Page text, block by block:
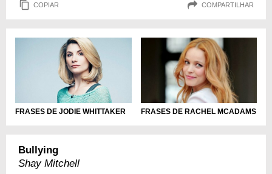
COPIAR COMPARTILHAR
FRASES DE JODIE WHITTAKER FRASES DE RACHEL MCADAMS
Bullying
Shay Mitchell